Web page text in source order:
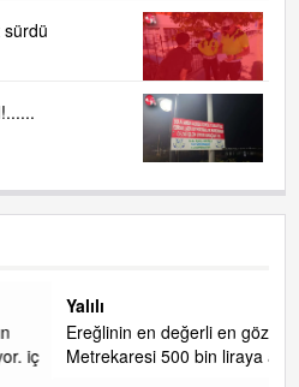
yeri yalı caddesi ve çevresidir.
alamazsın.